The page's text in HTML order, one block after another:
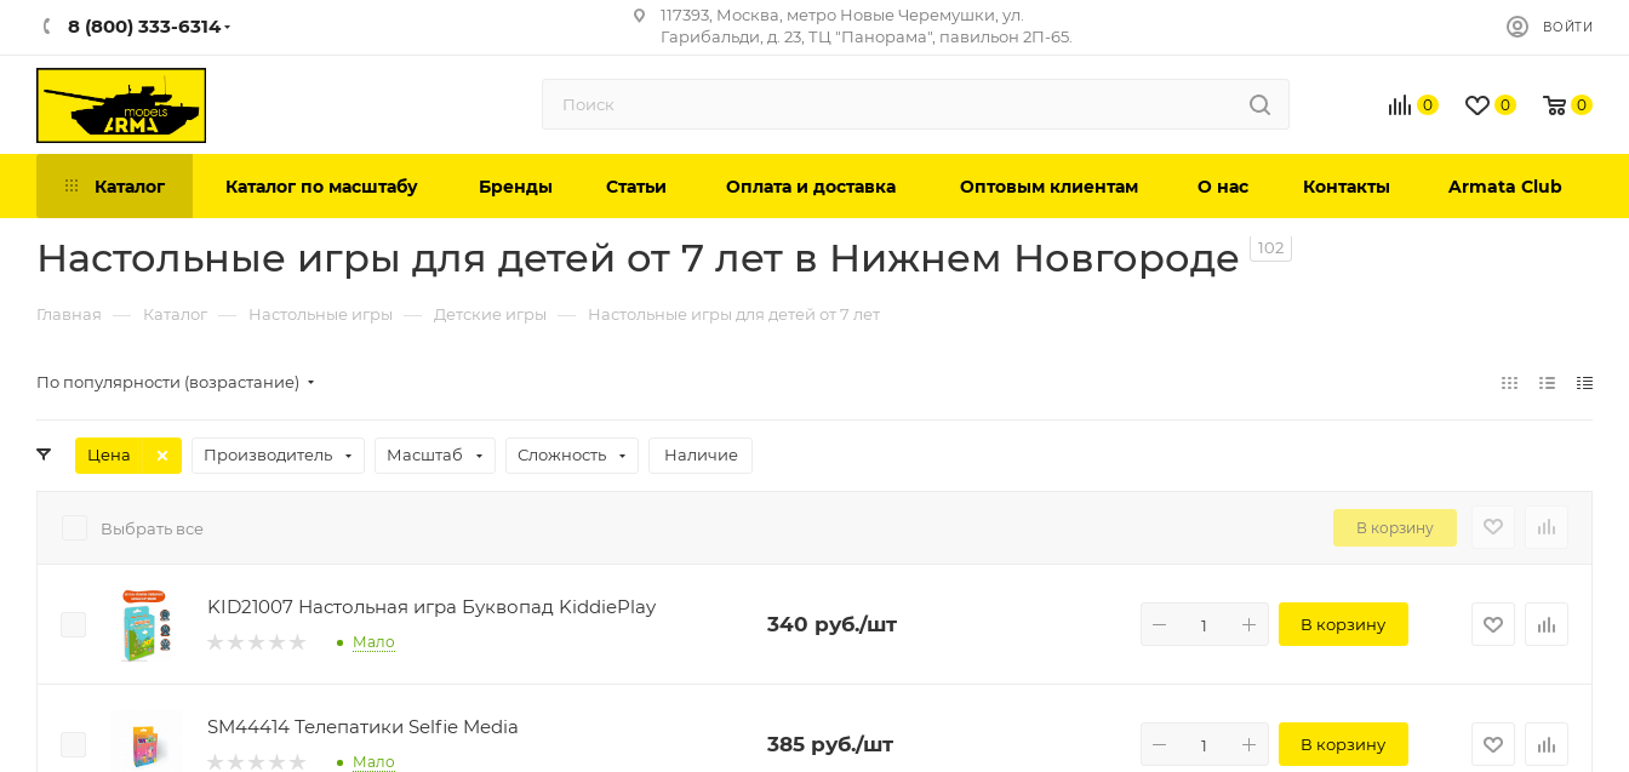
8 (800) 333-6314
117393, Москва, метро Новые Черемушки, ул.
Гарибальди, д. 23, ТЦ "Панорама", павильон 2П-65.
ВОЙТИ
0 0 0
Каталог Каталог по масштабу Бренды Статьи Оплата и доставка Оптовым клиентам О нас Контакты Armata Club
Настольные игры для детей от 7 лет в Нижнем Новгороде 102
Главная — Каталог — Настольные игры — Детские игры — Настольные игры для детей от 7 лет
По популярности (возрастание)
Цена Производитель Масштаб Сложность Наличие
Выбрать все В корзину
KID21007 Настольная игра Буквопад KiddiePlay
Мало
340 руб./шт В корзину
SM44414 Телепатики Selfie Media
Мало
385руб./шт В корзину